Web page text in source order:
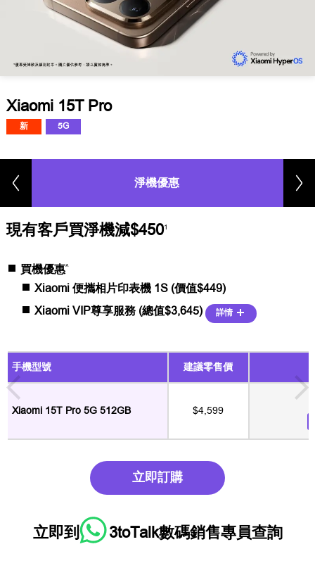
Xiaomi 15T Pro
新 5G
淨機優惠
現有客戶買淨機減$4501
買機優惠^
Xiaomi 便攜相片印表機 1S (價值$449)
Xiaomi VIP尊享服務 (總值$3,645)
詳情
手機型號 建議零售價
Xiaomi 15T Pro 5G 512GB $4,599
立即訂購
立即到 3toTalk數碼銷售專員查詢